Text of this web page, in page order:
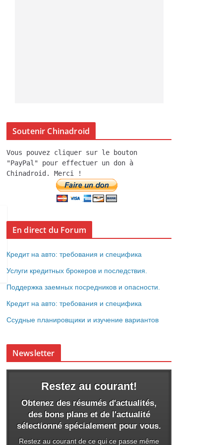
Soutenir Chinadroid
Vous pouvez cliquer sur le bouton
"PayPal" pour effectuer un don à
Chinadroid. Merci !
En direct du Forum
Кредит на авто: требования и специфика
Услуги кредитных брокеров и последствия.
Поддержка заемных посредников и опасности.
Кредит на авто: требования и специфика
Ссудные планировщики и изучение вариантов
Newsletter
Restez au courant!
Obtenez des résumés d'actualités,
des bons plans et de l'actualité
sélectionné spécialement pour vous.
Restez au courant de ce qui ce passe même